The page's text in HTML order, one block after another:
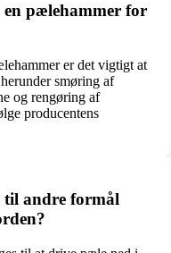
pælehammer for
er det vigtigt at
smøring af
og rengøring af
producentens
til andre formål